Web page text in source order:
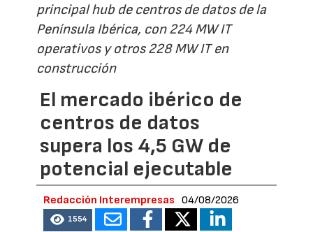
principal hub de centros de datos de la
Península Ibérica, con 224 MW IT
operativos y otros 228 MW IT en
construcción
El mercado ibérico de
centros de datos
supera los 4,5 GW de
potencial ejecutable
Redacción Interempresas 04/08/2026
1554